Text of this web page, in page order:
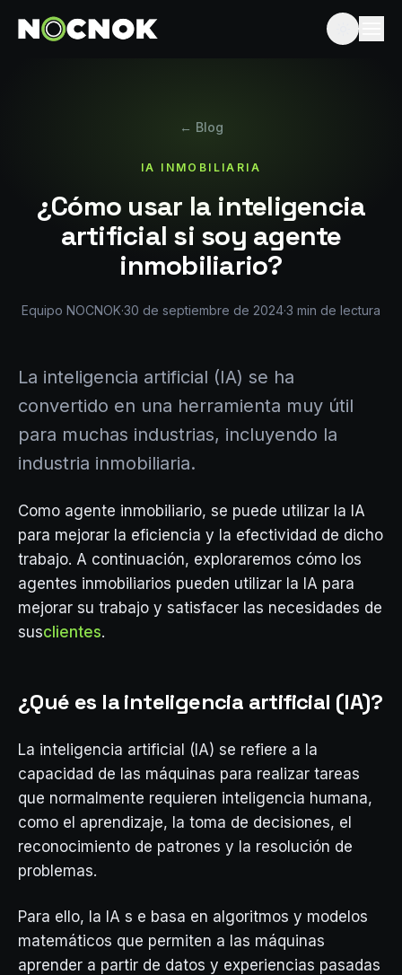
← Blog
IA INMOBILIARIA
¿Cómo usar la inteligencia
artificial si soy agente
inmobiliario?
Equipo NOCNOK·30 de septiembre de 2024·3 min de lectura
La inteligencia artificial (IA) se ha
convertido en una herramienta muy útil
para muchas industrias, incluyendo la
industria inmobiliaria.
Como agente inmobiliario, se puede utilizar la IA
para mejorar la eficiencia y la efectividad de dicho
trabajo. A continuación, exploraremos cómo los
agentes inmobiliarios pueden utilizar la IA para
mejorar su trabajo y satisfacer las necesidades de
susclientes.
¿Qué es la inteligencia artificial (IA)?
La inteligencia artificial (IA) se refiere a la
capacidad de las máquinas para realizar tareas
que normalmente requieren inteligencia humana,
como el aprendizaje, la toma de decisiones, el
reconocimiento de patrones y la resolución de
problemas.
Para ello, la IA s e basa en algoritmos y modelos
matemáticos que permiten a las máquinas
aprender a partir de datos y experiencias pasadas